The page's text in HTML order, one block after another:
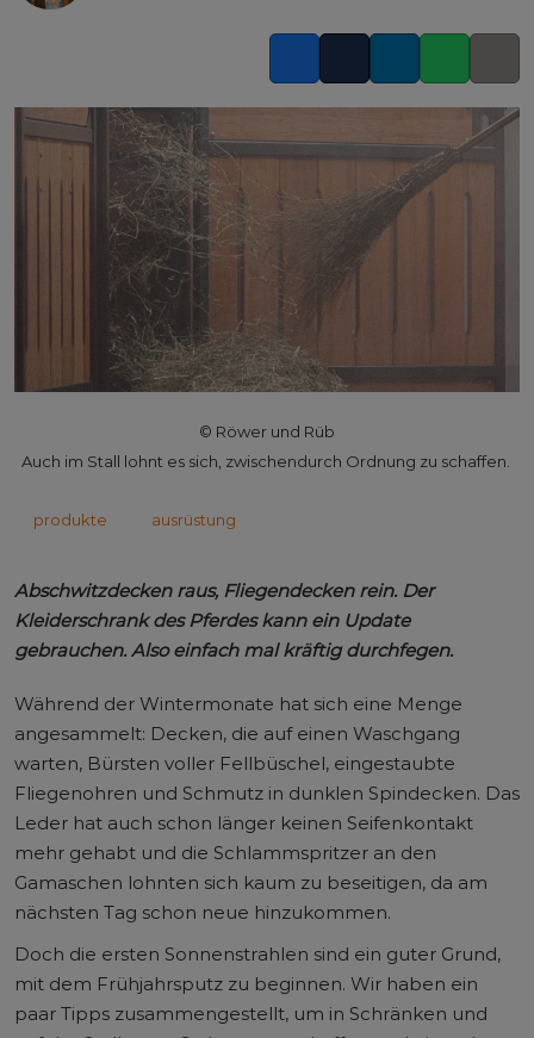
© Röwer und Rüb
Auch im Stall lohnt es sich, zwischendurch Ordnung zu schaffen.
produkte ausrüstung
Abschwitzdecken raus, Fliegendecken rein. Der
Kleiderschrank des Pferdes kann ein Update
gebrauchen. Also einfach mal kräftig durchfegen.
Während der Wintermonate hat sich eine Menge
angesammelt: Decken, die auf einen Waschgang
warten, Bürsten voller Fellbüschel, eingestaubte
Fliegenohren und Schmutz in dunklen Spindecken. Das
Leder hat auch schon länger keinen Seifenkontakt
mehr gehabt und die Schlammspritzer an den
Gamaschen lohnten sich kaum zu beseitigen, da am
nächsten Tag schon neue hinzukommen.
Doch die ersten Sonnenstrahlen sind ein guter Grund,
mit dem Frühjahrsputz zu beginnen. Wir haben ein
paar Tipps zusammengestellt, um in Schränken und